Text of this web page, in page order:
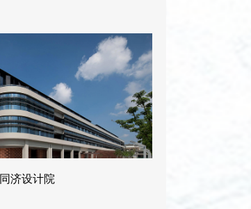
同济设计院